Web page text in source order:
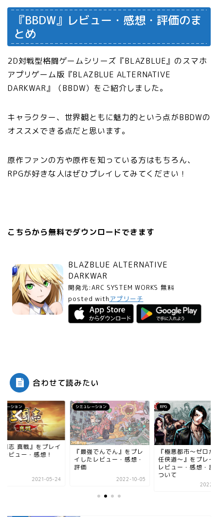
『BBDW』レビュー・感想・評価のま
とめ
2D対戦型格闘ゲームシリーズ『BLAZBLUE』のスマホ
アプリゲーム版『BLAZBLUE ALTERNATIVE
DARKWAR』（BBDW）をご紹介しました。
キャラクター、世界観ともに魅力的という点がBBDWの
オススメできる点だと思います。
原作ファンの方や原作を知っている方はもちろん、
RPGが好きな人はぜひプレイしてみてください！
こちらから無料でダウンロードできます
BLAZBLUE ALTERNATIVE
DARKWAR
開発元:ARC SYSTEM WORKS 無料
posted with アプリーチ
合わせて読みたい
シミュレーション
『最強でんでん』をプレ
イしたレビュー・感想・
2022-10-05
RPG
『極悪都市～ゼロからの
任侠道～』をプレイした
レビュー・感想・評価に
シミュレーション
『恋愛戦国
をプレイし
感想！